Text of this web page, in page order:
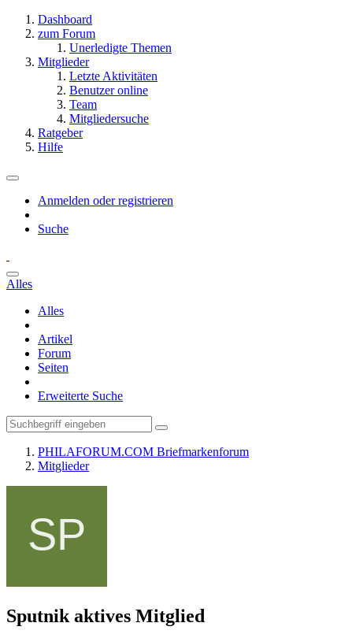
Dashboard
zum Forum
Unerledigte Themen
Mitglieder
Letzte Aktivitäten
Benutzer online
Team
Mitgliedersuche
Ratgeber
Hilfe
Anmelden oder registrieren
Suche
Alles
Alles
Artikel
Forum
Seiten
Erweiterte Suche
PHILAFORUM.COM Briefmarkenforum
Mitglieder
Sputnik aktives Mitglied